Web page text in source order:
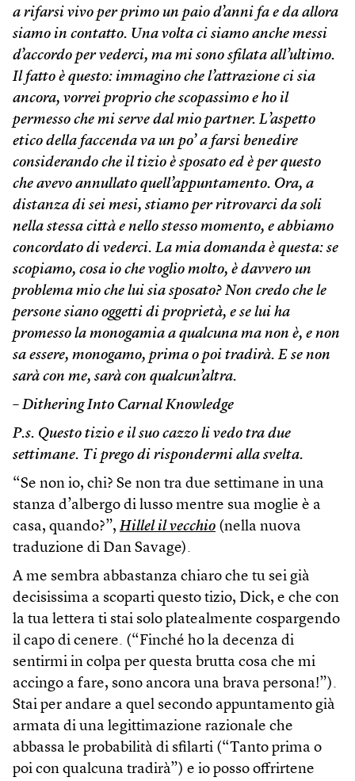
a rifarsi vivo per primo un paio d’anni fa e da allora
siamo in contatto. Una volta ci siamo anche messi
d’accordo per vederci, ma mi sono sfilata all’ultimo.
Il fatto è questo: immagino che l’attrazione ci sia
ancora, vorrei proprio che scopassimo e ho il
permesso che mi serve dal mio partner. L’aspetto
etico della faccenda va un po’ a farsi benedire
considerando che il tizio è sposato ed è per questo
che avevo annullato quell’appuntamento. Ora, a
distanza di sei mesi, stiamo per ritrovarci da soli
nella stessa città e nello stesso momento, e abbiamo
concordato di vederci. La mia domanda è questa: se
scopiamo, cosa io che voglio molto, è davvero un
problema mio che lui sia sposato? Non credo che le
persone siano oggetti di proprietà, e se lui ha
promesso la monogamia a qualcuna ma non è, e non
sa essere, monogamo, prima o poi tradirà. E se non
sarà con me, sarà con qualcun’altra.
– Dithering Into Carnal Knowledge
P.s. Questo tizio e il suo cazzo li vedo tra due
settimane. Ti prego di rispondermi alla svelta.
“Se non io, chi? Se non tra due settimane in una
stanza d’albergo di lusso mentre sua moglie è a
casa, quando?”, Hillel il vecchio (nella nuova
traduzione di Dan Savage).
A me sembra abbastanza chiaro che tu sei già
decisissima a scoparti questo tizio, Dick, e che con
la tua lettera ti stai solo platealmente cospargendo
il capo di cenere. (“Finché ho la decenza di
sentirmi in colpa per questa brutta cosa che mi
accingo a fare, sono ancora una brava persona!”).
Stai per andare a quel secondo appuntamento già
armata di una legittimazione razionale che
abbassa le probabilità di sfilarti (“Tanto prima o
poi con qualcuna tradirà”) e io posso offrirtene